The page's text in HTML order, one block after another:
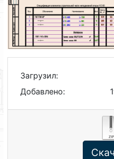
Загрузил:
Добавлено: